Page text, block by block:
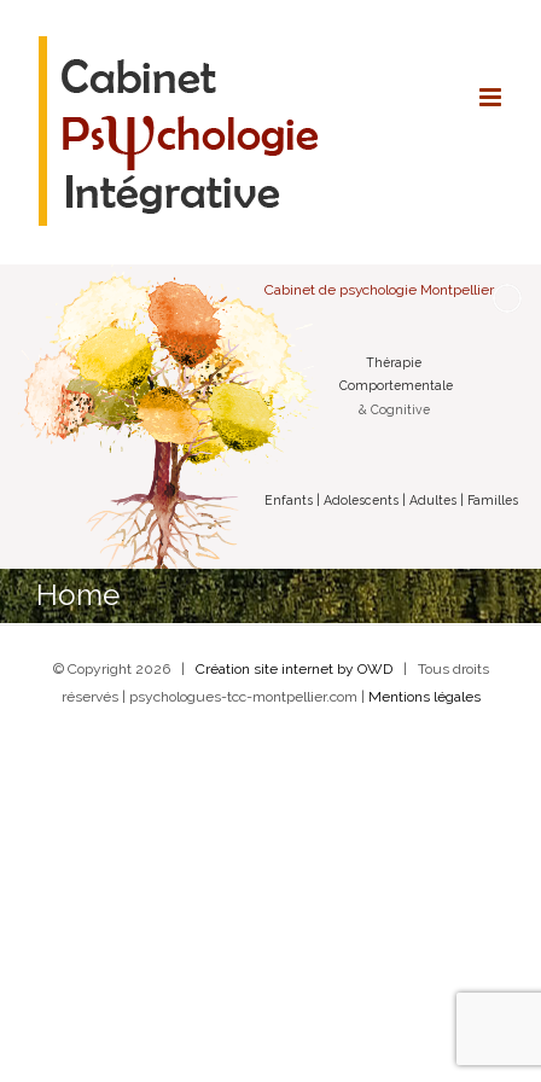
contenu
Cabinet de psychologie Montpellier
Enfants | Adolescents | Adultes | Familles
Thérapie
Comportementale
& Cognitive
Home
© Copyright 2026 | Création site internet by OWD| Tous droits
réservés | psychologues-tcc-montpellier.com |
Mentions légales